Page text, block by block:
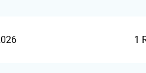
1